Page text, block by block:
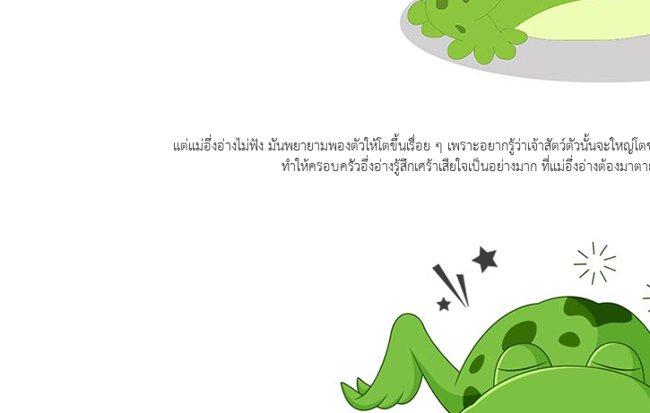
แต่แม่อึ่งอ่างไม่ฟัง มันพยายามพองตัวให้โตขึ้นเรื่อย ๆ เพราะอยากรู้ว่าเจ้าสัตว์ตัวนั้นจะให
ทำให้ครอบครัวอึ่งอ่างรู้สึกเศร้าเสียใจเป็นอย่างมาก ที่แม่อึ่งอ่างต้องมาต